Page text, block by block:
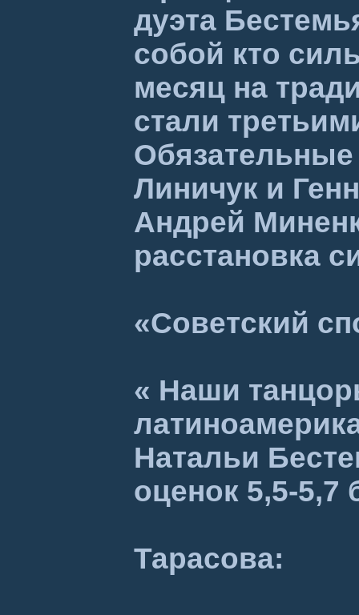
дуэта
собой кто
месяц на
стали
Линичук и
Андрей
расстановка
«Советский
« Наши
Натальи
оценок 5,5-5,7
Тарасова: